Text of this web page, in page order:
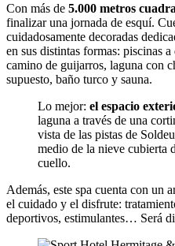
Con más de 5.000 metros
finalizar una jornada de esquí.
cuidadosamente decoradas
en sus distintas formas: piscinas
camino de guijarros, laguna con
supuesto, baño turco y sauna.
Lo mejor: el espacio
laguna a través de una
vista de las pistas de
medio de la nieve cubierta
cuello.
Además, este spa cuenta con un
el cuidado y el disfrute:
deportivos, estimulantes… Será